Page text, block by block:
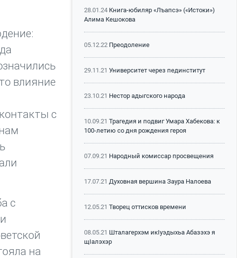
влияние
с
с
на
28.01.24 Книга-юбиляр «Лъапсэ» («Истоки»)
Алима Кешокова
05.12.22 Преодоление
29.11.21 Университет через пединститут
23.10.21 Нестор адыгского народа
10.09.21 Трагедия и подвиг Умара Хабекова: к
100-летию со дня рождения героя
07.09.21 Народный комиссар просвещения
17.07.21 Духовная вершина Заура Налоева
12.05.21 Творец оттисков времени
08.05.21 Шталагерхэм икIуэдыхьа Абазэхэ я
щIалэхэр